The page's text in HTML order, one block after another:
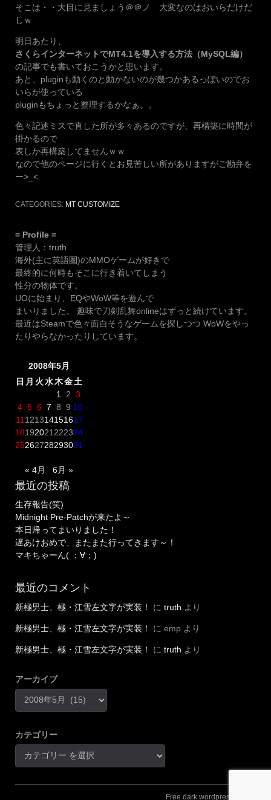
そこは・・大目に見ましょう＠＠ノ 大変なのはおいらだけだ
しｗ
明日あたり、
さくらインターネットでMT4.1を導入する方法（MySQL編）
の記事でも書いておこうかと思います。
あと、pluginも動くのと動かないのが幾つかあるっぽいのでお
いらが使っている
pluginもちょっと整理するかなぁ。。
色々記述ミスで直した所が多々あるのですが、再構築に時間が
掛かるので
表しか再構築してませんｗｗ
なので他のページに行くとお見苦しい所がありますがご勘弁を
ー>_<
CATEGORIES: MT CUSTOMIZE
= Profile =
管理人：truth
海外(主に英語圏)のMMOゲームが好きで
最終的に何時もそこに行き着いてしまう
性分の物体です。
UOに始まり、EQやWoW等を遊んで
まいりました。 趣味で刀剣乱舞onlineはずっと続けています。
最近はSteamで色々面白そうなゲームを探しつつ WoWをやっ
たりやらなかったりしています。
2008年5月
日 月 火水木金土
1
2 3
4 5 6 7 8 9 10
11 121314151617
18192021 222324
25262728293031
« 4月 6月 »
最近の投稿
生存報告(笑)
Midnight Pre-Patchが来たよ～
本日帰ってまいりました！
遅あけおめで、またまた行ってきます～！
マキちゃーん( ；∀；)
最近のコメント
新極男士、極・江雪左文字が実装！ に truth より
新極男士、極・江雪左文字が実装！ に emp より
新極男士、極・江雪左文字が実装！ に truth より
アーカイブ
カテゴリー
Free dark wordpress theme